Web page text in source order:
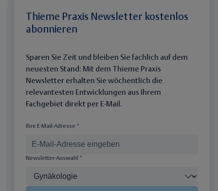
Thieme Praxis Newsletter kostenlos
abonnieren
Sparen Sie Zeit und bleiben Sie fachlich auf dem
neuesten Stand: Mit dem Thieme Praxis
Newsletter erhalten Sie wöchentlich die
relevantesten Entwicklungen aus Ihrem
Fachgebiet direkt per E-Mail.
Ihre E-Mail-Adresse *
Newsletter-Auswahl *